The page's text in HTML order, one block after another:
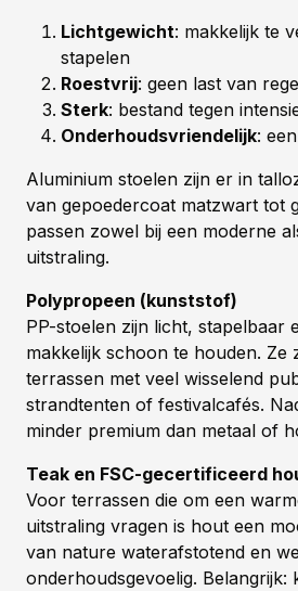
Lichtgewicht: makkelijk te
stapelen
Roestvrij: geen last van
Sterk: bestand tegen
Onderhoudsvriendelijk:
Aluminium stoelen zijn er in
van gepoedercoat matzwart tot
passen zowel bij een moderne
uitstraling.
Polypropeen (kunststof)
PP-stoelen zijn licht, stapelbaar
makkelijk schoon te houden. Ze
terrassen met veel wisselend
strandtenten of festivalcafés.
minder premium dan metaal of
Teak en FSC-gecertificeerd
Voor terrassen die om een
uitstraling vragen is hout een
van nature waterafstotend en
onderhoudsgevoelig. Belangrijk: